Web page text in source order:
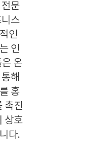
문
스
인
인
온
해
홍
촉진
상호
다.